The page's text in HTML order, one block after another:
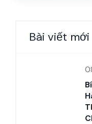
Bài viết